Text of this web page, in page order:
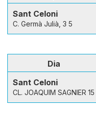
Sant Celoni
C. Germà Julià, 3 5
Dia
Sant Celoni
CL. JOAQUIM SAGNIER 15